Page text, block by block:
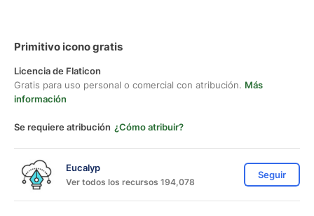
Primitivo icono gratis
Licencia de Flaticon
Gratis para uso personal o comercial con atribución. Más
información
Se requiere atribución ¿Cómo atribuir?
Eucalyp
Ver todos los recursos 194,078
Seguir